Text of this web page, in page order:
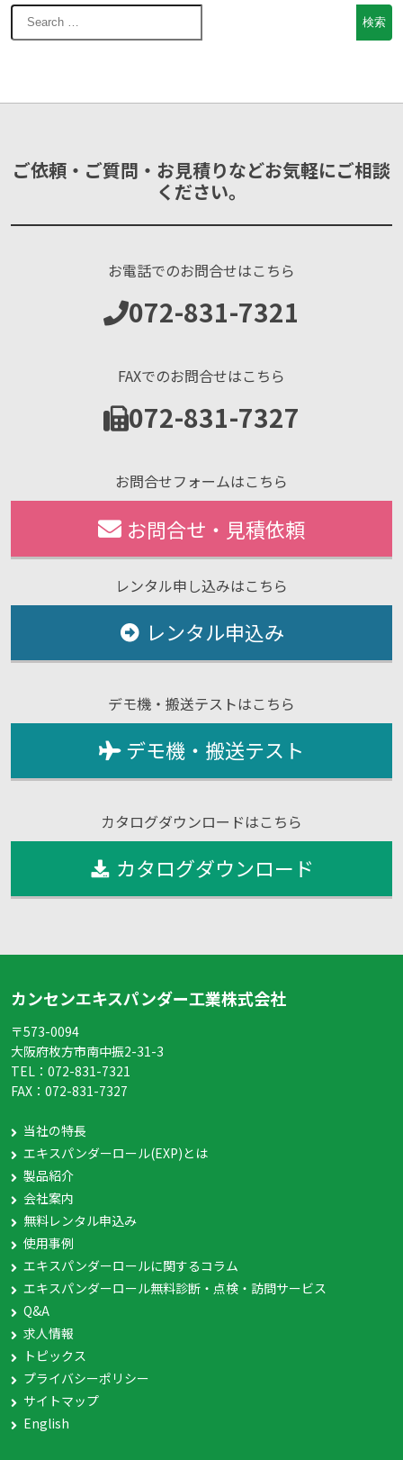
ご依頼・ご質問・お見積りなどお気軽にご相談
ください。
お電話でのお問合せはこちら
072-831-7321
FAXでのお問合せはこちら
072-831-7327
お問合せフォームはこちら
お問合せ・見積依頼
レンタル申し込みはこちら
レンタル申込み
デモ機・搬送テストはこちら
デモ機・搬送テスト
カタログダウンロードはこちら
カタログダウンロード
カンセンエキスパンダー工業株式会社
〒573-0094
大阪府枚方市南中振2-31-3
TEL： 072-831-7321
FAX： 072-831-7327
当社の特長
エキスパンダーロール(EXP)とは
製品紹介
会社案内
無料レンタル申込み
使用事例
エキスパンダーロールに関するコラム
エキスパンダーロール無料診断・点検・訪問サービス
Q&A
求人情報
トピックス
プライバシーポリシー
サイトマップ
English